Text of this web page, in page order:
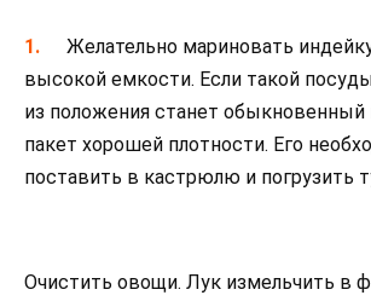
Желательно мариновать
высокой емкости. Если такой
из положения станет
пакет хорошей плотности. Его
поставить в кастрюлю и погрузить
Очистить овощи. Лук измельчить в